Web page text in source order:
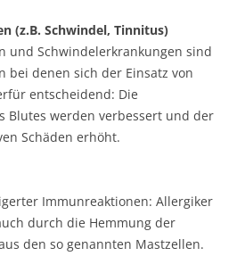
(z.B. Schwindel, Tinnitus)
und Schwindelerkrankungen sind
bei denen sich der Einsatz von
entscheidend: Die
Blutes werden verbessert und der
Schäden erhöht.
Immunreaktionen: Allergiker
durch die Hemmung der
den so genannten Mastzellen.